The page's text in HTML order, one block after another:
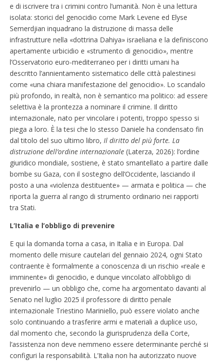
e di iscrivere tra i crimini contro l’umanità. Non è una lettura
isolata: storici del genocidio come Mark Levene ed Elyse
Semerdjian inquadrano la distruzione di massa delle
infrastrutture nella «dottrina Dahiya» israeliana e la definiscono
apertamente urbicidio e «strumento di genocidio», mentre
l’Osservatorio euro-mediterraneo per i diritti umani ha
descritto l’annientamento sistematico delle città palestinesi
come «una chiara manifestazione del genocidio». Lo scandalo
più profondo, in realtà, non è semantico ma politico: ad essere
selettiva è la prontezza a nominare il crimine. Il diritto
internazionale, nato per vincolare i potenti, troppo spesso si
piega a loro. È la tesi che lo stesso Daniele ha condensato fin
dal titolo del suo ultimo libro, Il diritto del più forte. La
distruzione dell’ordine internazionale (Laterza, 2026): l’ordine
giuridico mondiale, sostiene, è stato smantellato a partire dalle
bombe su Gaza, con il sostegno dell’Occidente, lasciando il
posto a una «violenza destituente» — armata e politica — che
riporta la guerra al rango di strumento ordinario nei rapporti
tra Stati.
L’Italia e l’obbligo di prevenire
E qui la domanda torna a casa, in Italia e in Europa. Dal
momento delle misure cautelari del gennaio 2024, ogni Stato
contraente è formalmente a conoscenza di un rischio «reale e
imminente» di genocidio, e dunque vincolato all’obbligo di
prevenirlo — un obbligo che, come ha argomentato davanti al
Senato nel luglio 2025 il professore di diritto penale
internazionale Triestino Mariniello, può essere violato anche
solo continuando a trasferire armi e materiali a duplice uso,
dal momento che, secondo la giurisprudenza della Corte,
l’assistenza non deve nemmeno essere determinante perché si
configuri la responsabilità. L’Italia non ha autorizzato nuove